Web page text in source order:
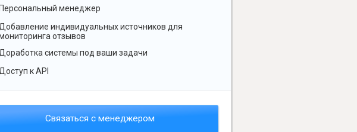
Персональный менеджер
индивидуальных источников для
отзывов
Доработка системы под ваши задачи
Доступ к API
Связаться с менеджером